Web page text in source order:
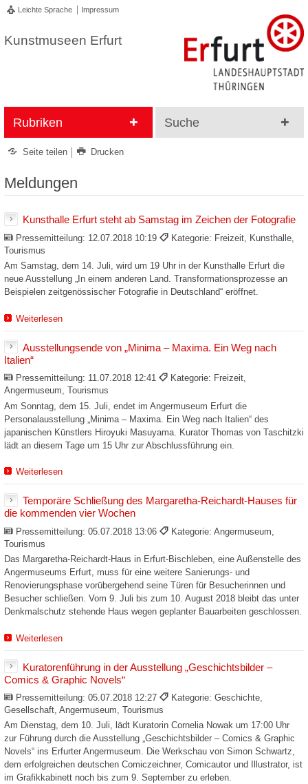
Leichte Sprache Impressum
Kunstmuseen Erfurt
Rubriken Suche
Seite teilen Drucken
Meldungen
Kunsthalle Erfurt steht ab Samstag im Zeichen der Fotografie
Pressemitteilung: 12.07.2018 10:19
Kategorie: Freizeit, Kunsthalle,
Tourismus
Am Samstag, dem 14. Juli, wird um 19 Uhr in der Kunsthalle Erfurt die
neue Ausstellung „In einem anderen Land. Transformationsprozesse an
Beispielen zeitgenössischer Fotografie in Deutschland“ eröffnet.
Weiterlesen
Ausstellungsende von „Minima – Maxima. Ein Weg nach
Italien“
Pressemitteilung: 11.07.2018 12:41
Kategorie: Freizeit,
Angermuseum, Tourismus
Am Sonntag, dem 15. Juli, endet im Angermuseum Erfurt die
Personalausstellung „Minima – Maxima. Ein Weg nach Italien“ des
japanischen Künstlers Hiroyuki Masuyama. Kurator Thomas von Taschitzki
lädt an diesem Tage um 15 Uhr zur Abschlussführung ein.
Weiterlesen
Temporäre Schließung des Margaretha-Reichardt-Hauses für
die kommenden vier Wochen
Pressemitteilung: 05.07.2018 13:06
Kategorie: Angermuseum,
Tourismus
Das Margaretha-Reichardt-Haus in Erfurt-Bischleben, eine Außenstelle des
Angermuseums Erfurt, muss für eine weitere Sanierungs- und
Renovierungsphase vorübergehend seine Türen für Besucherinnen und
Besucher schließen. Vom 9. Juli bis zum 10. August 2018 bleibt das unter
Denkmalschutz stehende Haus wegen geplanter Bauarbeiten geschlossen.
Weiterlesen
Kuratorenführung in der Ausstellung „Geschichtsbilder –
Comics & Graphic Novels“
Pressemitteilung: 05.07.2018 12:27
Kategorie: Geschichte,
Gesellschaft, Angermuseum, Tourismus
Am Dienstag, dem 10. Juli, lädt Kuratorin Cornelia Nowak um 17:00 Uhr
zur Führung durch die Ausstellung „Geschichtsbilder – Comics & Graphic
Novels“ ins Erfurter Angermuseum. Die Werkschau von Simon Schwartz,
dem erfolgreichen deutschen Comiczeichner, Comicautor und Illustrator, ist
im Grafikkabinett noch bis zum 9. September zu erleben.